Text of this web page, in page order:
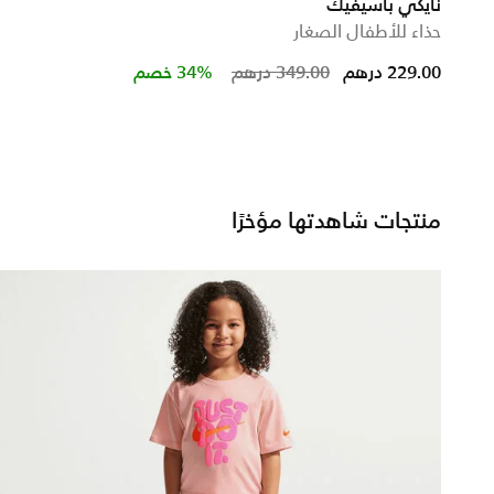
نايكي باسيفيك
حذاء للأطفال الصغار
Price reduced from349.00 درهم to 229.00 درهم 34% خصم
منتجات شاهدتها مؤخرًا